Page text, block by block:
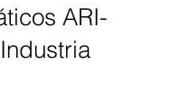
ARI-